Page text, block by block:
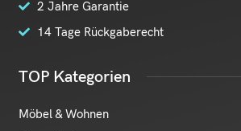
2 Jahre Garantie
14 Tage Rückgaberecht
TOP Kategorien
Möbel & Wohnen